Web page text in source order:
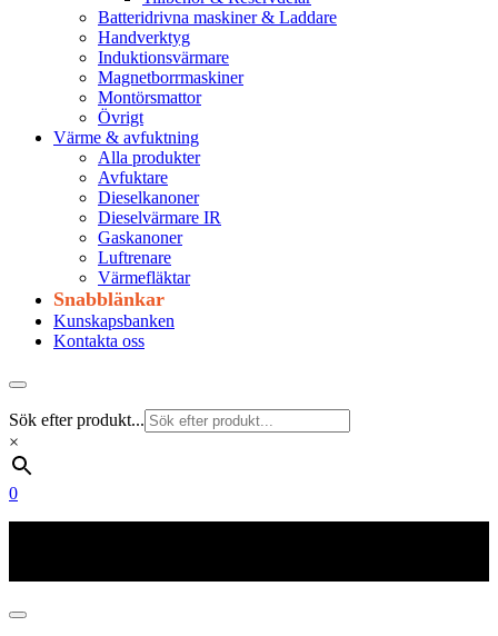
Batteridrivna maskiner & Laddare
Handverktyg
Induktionsvärmare
Magnetborrmaskiner
Montörsmattor
Övrigt
Värme & avfuktning
Alla produkter
Avfuktare
Dieselkanoner
Dieselvärmare IR
Gaskanoner
Luftrenare
Värmefläktar
Snabblänkar
Kunskapsbanken
Kontakta oss
Sök efter produkt...
×
0